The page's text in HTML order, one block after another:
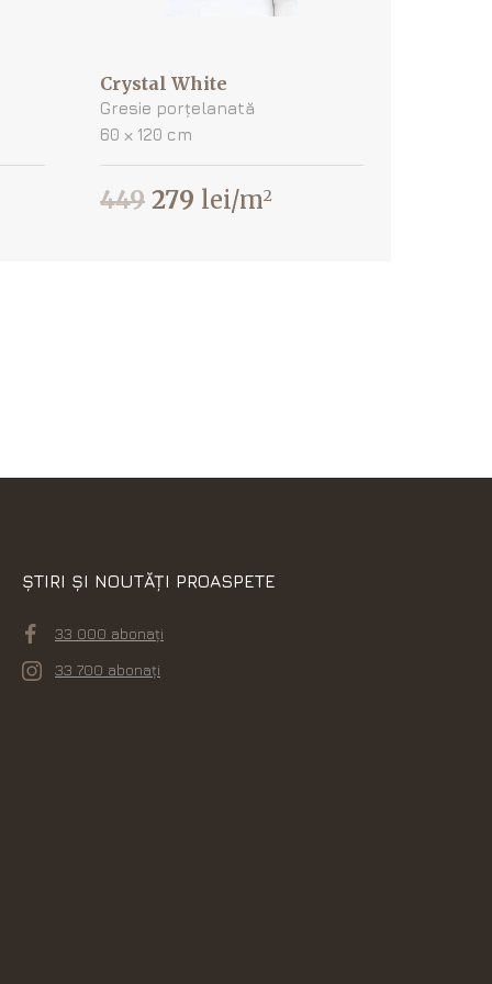
Crystal White
Gresie porțelanată
60 х 120 cm
449 279 lei/m2
ȘTIRI ȘI NOUTĂȚI PROASPETE
33 000 abonați
33 700 abonați